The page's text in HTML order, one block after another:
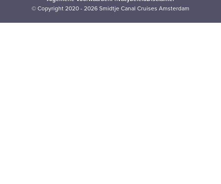
© Copyright 2020 - 2026 Smidtje Canal Cruises Amsterdam